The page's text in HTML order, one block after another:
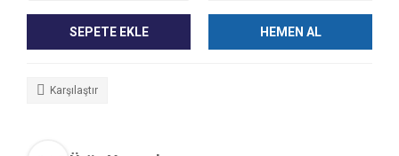
SEPETE EKLE HEMEN AL
Karşılaştır